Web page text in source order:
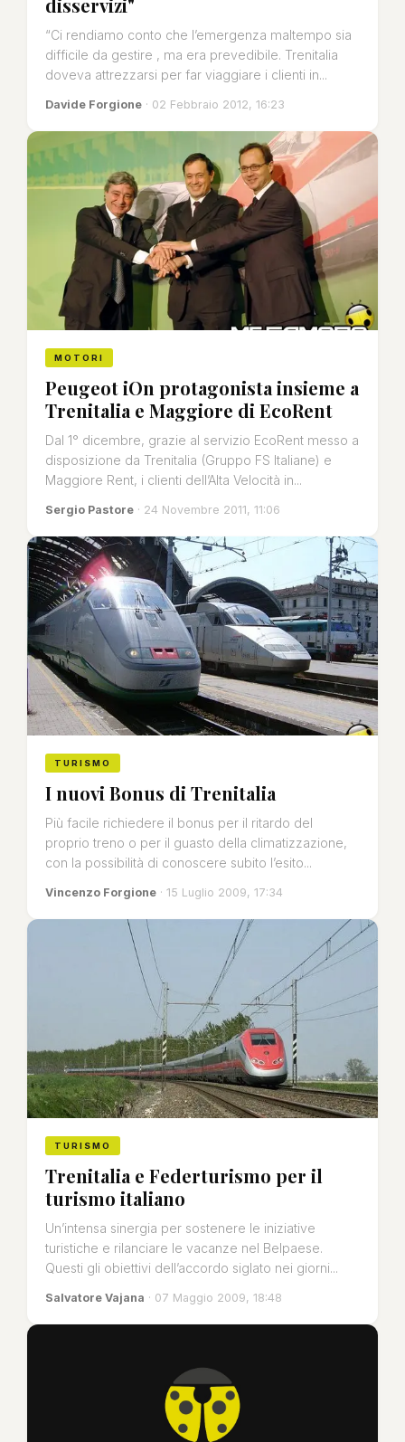
disservizi"
“Ci rendiamo conto che l’emergenza maltempo sia
difficile da gestire , ma era prevedibile. Trenitalia
doveva attrezzarsi per far viaggiare i clienti in...
Davide Forgione · 02 Febbraio 2012, 16:23
MOTORI
Peugeot iOn protagonista insieme a
Trenitalia e Maggiore di EcoRent
Dal 1° dicembre, grazie al servizio EcoRent messo a
disposizione da Trenitalia (Gruppo FS Italiane) e
Maggiore Rent, i clienti dell’Alta Velocità in...
Sergio Pastore · 24 Novembre 2011, 11:06
TURISMO
I nuovi Bonus di Trenitalia
Più facile richiedere il bonus per il ritardo del
proprio treno o per il guasto della climatizzazione,
con la possibilità di conoscere subito l’esito...
Vincenzo Forgione · 15 Luglio 2009, 17:34
TURISMO
Trenitalia e Federturismo per il
turismo italiano
Un’intensa sinergia per sostenere le iniziative
turistiche e rilanciare le vacanze nel Belpaese.
Questi gli obiettivi dell’accordo siglato nei giorni...
Salvatore Vajana · 07 Maggio 2009, 18:48